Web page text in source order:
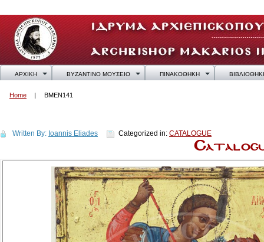
ΑΡΧΙΚΗ ΒΥΖΑΝΤΙΝΟ ΜΟΥΣΕΙΟ ΠΙΝΑΚΟΘΗΚΗ
Home BMEN141
Written By: Ioannis Eliades Categorized in: CATALOGUE